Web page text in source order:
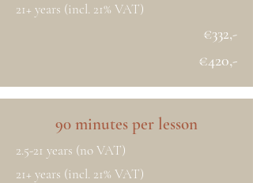
21+ years (incl. 21% VAT)
€332,-
€420,-
90 minutes per lesson
2.5-21 years (no VAT)
21+ years (incl. 21% VAT)